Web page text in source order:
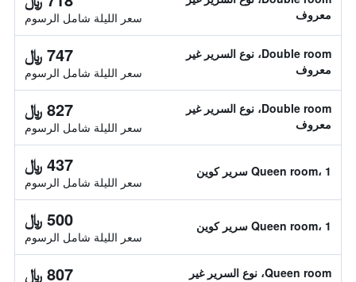
معروف
سعر الليلة شامل الرسوم
Double room، نوع السرير غير
معروف
747 ﷼
سعر الليلة شامل الرسوم
Double room، نوع السرير غير
معروف
827 ﷼
سعر الليلة شامل الرسوم
Queen room، 1 سرير كوين 437 ﷼
سعر الليلة شامل الرسوم
Queen room، 1 سرير كوين 500 ﷼
سعر الليلة شامل الرسوم
Queen room، نوع السرير غير
807 ﷼